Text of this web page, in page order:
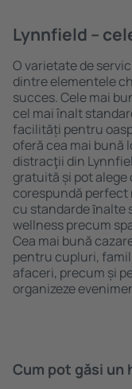
Lynnfield –
O varietate de
dintre elementele
succes. Cele mai
cel mai înalt
facilități pentru
oferă cea mai bună
distracţii din
gratuită și pot alege
corespundă perfect
cu standarde ȋnalte
wellness precum
Cea mai bună
pentru cupluri,
afaceri, precum și
organizeze
Cum pot găsi un